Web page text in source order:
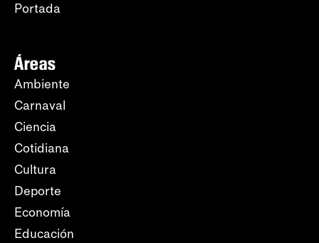
Portada
Áreas
Ambiente
Carnaval
Ciencia
Cotidiana
Cultura
Deporte
Economía
Educación